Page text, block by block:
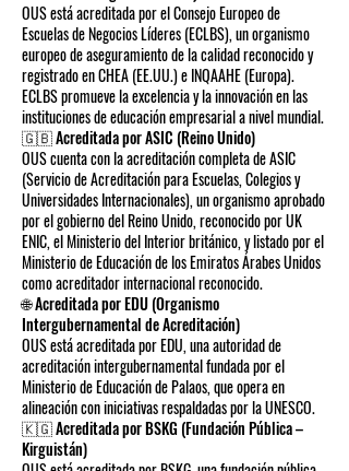
OUS está acreditada por el Consejo Europeo de
Escuelas de Negocios Líderes (ECLBS), un organismo
europeo de aseguramiento de la calidad reconocido y
registrado en CHEA (EE.UU.) e INQAAHE (Europa).
ECLBS promueve la excelencia y la innovación en las
instituciones de educación empresarial a nivel mundial.
🇬🇧 Acreditada por ASIC (Reino Unido)
OUS cuenta con la acreditación completa de ASIC
(Servicio de Acreditación para Escuelas, Colegios y
Universidades Internacionales), un organismo aprobado
por el gobierno del Reino Unido, reconocido por UK
ENIC, el Ministerio del Interior británico, y listado por el
Ministerio de Educación de los Emiratos Árabes Unidos
como acreditador internacional reconocido.
🌐 Acreditada por EDU (Organismo
Intergubernamental de Acreditación)
OUS está acreditada por EDU, una autoridad de
acreditación intergubernamental fundada por el
Ministerio de Educación de Palaos, que opera en
alineación con iniciativas respaldadas por la UNESCO.
🇰🇬 Acreditada por BSKG (Fundación Pública –
Kirguistán)